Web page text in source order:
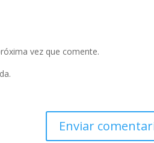
vez que comente.